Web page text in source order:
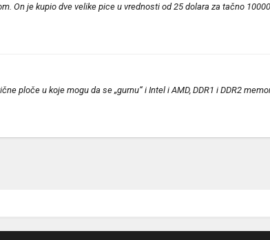
On je kupio dve velike pice u vrednosti od 25 dolara za tačno
u koje mogu da se „gurnu“ i Intel i AMD, DDR1 i DDR2